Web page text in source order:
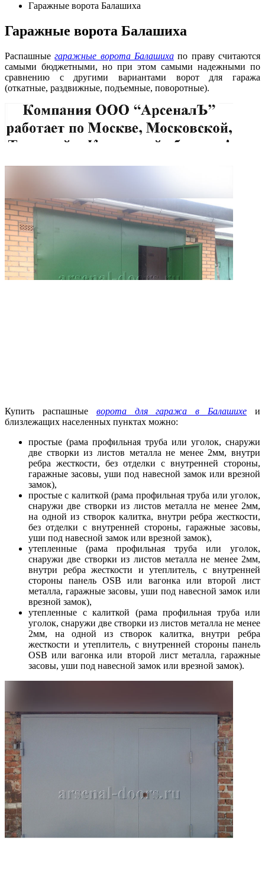
Гаражные ворота Балашиха
Гаражные ворота Балашиха
Распашныегаражные ворота Балашиха по праву считаются
самыми бюджетными, но при этом самыми надежными по
сравнению с другими вариантами ворот для гаража
(откатные, раздвижные, подъемные, поворотные).
Купить распашные ворота для гаража в Балашихе и
близлежащих населенных пунктах можно:
простые (рама профильная труба или уголок, снаружи
две створки из листов металла не менее 2мм, внутри
ребра жесткости, без отделки с внутренней стороны,
гаражные засовы, уши под навесной замок или врезной
замок),
простые с калиткой (рама профильная труба или уголок,
снаружи две створки из листов металла не менее 2мм,
на одной из створок калитка, внутри ребра жесткости,
без отделки с внутренней стороны, гаражные засовы,
уши под навесной замок или врезной замок),
утепленные (рама профильная труба или уголок,
снаружи две створки из листов металла не менее 2мм,
внутри ребра жесткости и утеплитель, с внутренней
стороны панель OSB или вагонка или второй лист
металла, гаражные засовы, уши под навесной замок или
врезной замок),
утепленные с калиткой (рама профильная труба или
уголок, снаружи две створки из листов металла не менее
2мм, на одной из створок калитка, внутри ребра
жесткости и утеплитель, с внутренней стороны панель
OSB или вагонка или второй лист металла, гаражные
засовы, уши под навесной замок или врезной замок).